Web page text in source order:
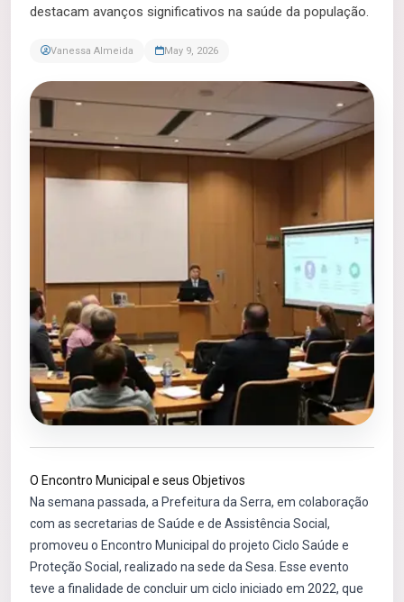
destacam avanços significativos na saúde da população.
Vanessa Almeida May 9, 2026
O Encontro Municipal e seus Objetivos
Na semana passada, a Prefeitura da Serra, em colaboração
com as secretarias de Saúde e de Assistência Social,
promoveu o Encontro Municipal do projeto Ciclo Saúde e
Proteção Social, realizado na sede da Sesa. Esse evento
teve a finalidade de concluir um ciclo iniciado em 2022, que